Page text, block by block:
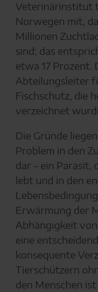
Veterinärinstitut
Norwegen mit,
Millionen
sind; das
etwa 17 Prozent.
Abteilungsleiter
Fischschutz, die
verzeichnet
Die Gründe
Problem in den
dar – ein Parasit,
lebt und in den
Erwärmung der
Abhängigkeit
eine
konsequente
Tierschützern
den Menschen